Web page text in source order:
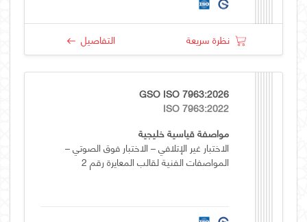
نظرة سريعة التفاصيل
GSO ISO 7963:2026
ISO 7963:2022
مواصفة قياسية خليجية
الاختبار غير الإتلافي – الاختبار فوق الصوتي –
المواصفات الفنية لقالب المعايرة رقم 2